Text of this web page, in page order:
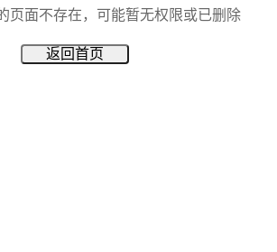
页面不存在，可能暂无权限或已删除
返回首页